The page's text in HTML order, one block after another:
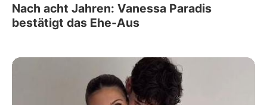
Nach acht Jahren: Vanessa Paradis
bestätigt das Ehe-Aus